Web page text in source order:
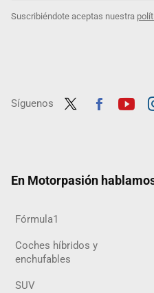
Suscribiéndote aceptas nuestra
Síguenos
En Motorpasión
Fórmula1
Coches híbridos y
enchufables
SUV